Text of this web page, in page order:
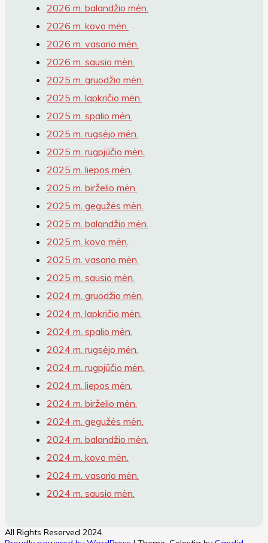
2026 m. balandžio mėn.
2026 m. kovo mėn.
2026 m. vasario mėn.
2026 m. sausio mėn.
2025 m. gruodžio mėn.
2025 m. lapkričio mėn.
2025 m. spalio mėn.
2025 m. rugsėjo mėn.
2025 m. rugpjūčio mėn.
2025 m. liepos mėn.
2025 m. birželio mėn.
2025 m. gegužės mėn.
2025 m. balandžio mėn.
2025 m. kovo mėn.
2025 m. vasario mėn.
2025 m. sausio mėn.
2024 m. gruodžio mėn.
2024 m. lapkričio mėn.
2024 m. spalio mėn.
2024 m. rugsėjo mėn.
2024 m. rugpjūčio mėn.
2024 m. liepos mėn.
2024 m. birželio mėn.
2024 m. gegužės mėn.
2024 m. balandžio mėn.
2024 m. kovo mėn.
2024 m. vasario mėn.
2024 m. sausio mėn.
All Rights Reserved 2024.